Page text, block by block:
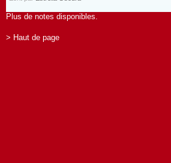
Plus de notes disponibles.
> Haut de page